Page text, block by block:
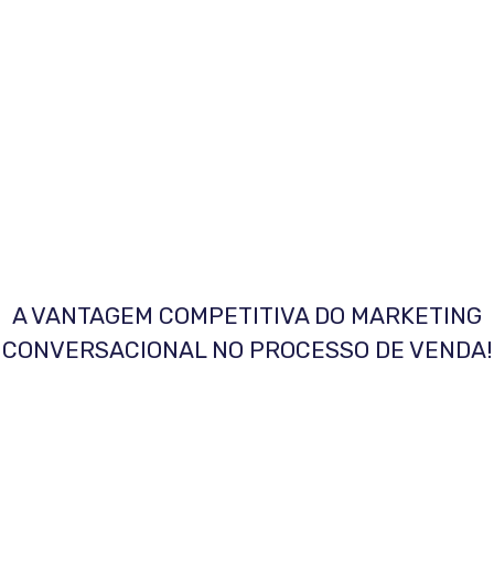
A VANTAGEM COMPETITIVA DO MARKETING
CONVERSACIONAL NO PROCESSO DE VENDA!